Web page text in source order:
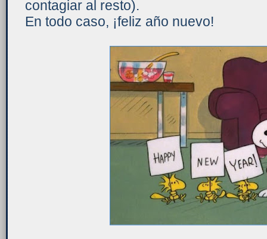
contagiar al resto).
En todo caso, ¡feliz año nuevo!